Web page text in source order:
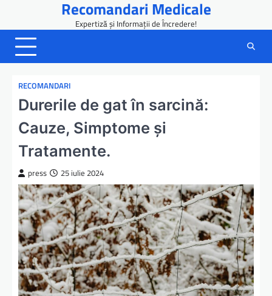
content
Recomandari Medicale
Expertiză și Informații de Încredere!
RECOMANDARI
Durerile de gat în sarcină:
Cauze, Simptome și
Tratamente.
press 25 iulie 2024